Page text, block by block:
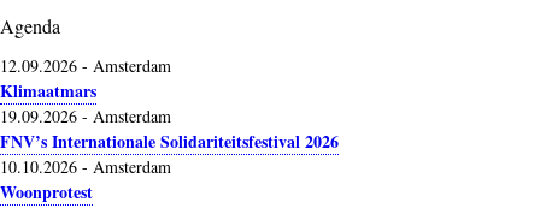
Agenda
12.09.2026 - Amsterdam
Klimaatmars
19.09.2026 - Amsterdam
FNV’s Internationale Solidariteitsfestival 2026
10.10.2026 - Amsterdam
Woonprotest